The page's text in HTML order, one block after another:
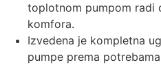
toplotnom pumpom radi
komfora.
Izvedena je kompletna
pumpe prema